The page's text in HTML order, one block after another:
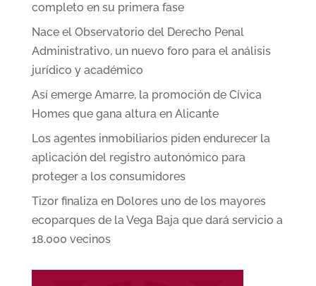
completo en su primera fase
Nace el Observatorio del Derecho Penal
Administrativo, un nuevo foro para el análisis
jurídico y académico
Así emerge Amarre, la promoción de Cívica
Homes que gana altura en Alicante
Los agentes inmobiliarios piden endurecer la
aplicación del registro autonómico para
proteger a los consumidores
Tizor finaliza en Dolores uno de los mayores
ecoparques de la Vega Baja que dará servicio a
18.000 vecinos